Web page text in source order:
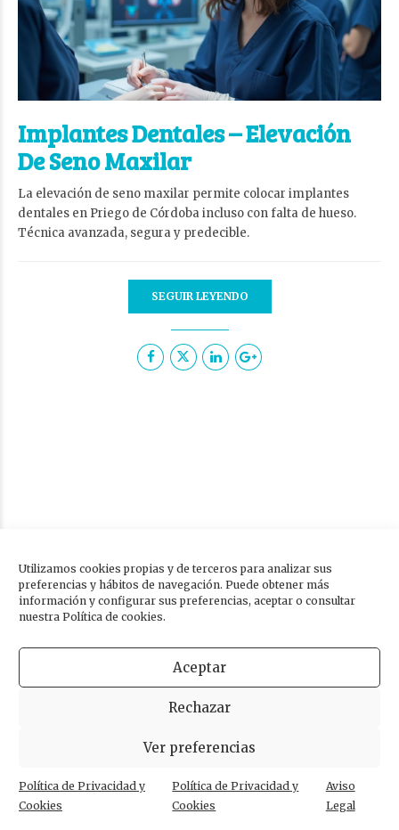
Utilizamos cookies propias y de terceros para analizar sus
preferencias y hábitos de navegación. Puede obtener más
información y configurar sus preferencias, aceptar o consultar
nuestra Política de cookies.
Aceptar
Rechazar
Ver preferencias
Política de Privacidad y
Cookies
Política de Privacidad y
Cookies
Aviso
Legal
Implantes Dentales – Elevación
De Seno Maxilar
La elevación de seno maxilar permite colocar implantes
dentales en Priego de Córdoba incluso con falta de hueso.
Técnica avanzada, segura y predecible.
SEGUIR LEYENDO
Seguridad e higiene en Clínica
Dental